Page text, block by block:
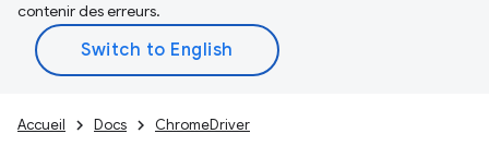
contenir des erreurs.
Accueil Docs ChromeDriver